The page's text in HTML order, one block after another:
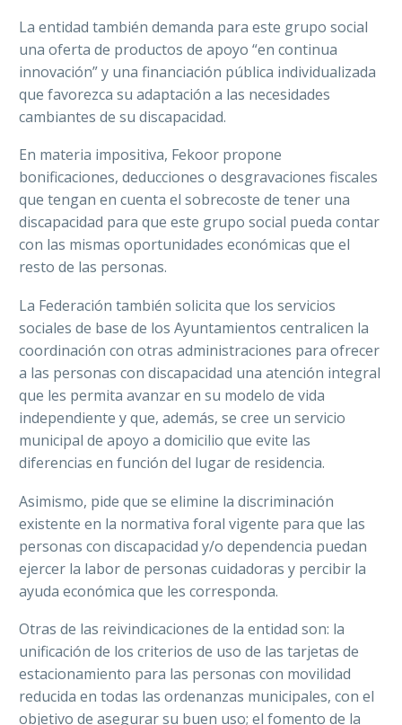
La entidad también demanda para este grupo social
una oferta de productos de apoyo “en continua
innovación” y una financiación pública individualizada
que favorezca su adaptación a las necesidades
cambiantes de su discapacidad.
En materia impositiva, Fekoor propone
bonificaciones, deducciones o desgravaciones fiscales
que tengan en cuenta el sobrecoste de tener una
discapacidad para que este grupo social pueda contar
con las mismas oportunidades económicas que el
resto de las personas.
La Federación también solicita que los servicios
sociales de base de los Ayuntamientos centralicen la
coordinación con otras administraciones para ofrecer
a las personas con discapacidad una atención integral
que les permita avanzar en su modelo de vida
independiente y que, además, se cree un servicio
municipal de apoyo a domicilio que evite las
diferencias en función del lugar de residencia.
Asimismo, pide que se elimine la discriminación
existente en la normativa foral vigente para que las
personas con discapacidad y/o dependencia puedan
ejercer la labor de personas cuidadoras y percibir la
ayuda económica que les corresponda.
Otras de las reivindicaciones de la entidad son: la
unificación de los criterios de uso de las tarjetas de
estacionamiento para las personas con movilidad
reducida en todas las ordenanzas municipales, con el
objetivo de asegurar su buen uso; el fomento de la